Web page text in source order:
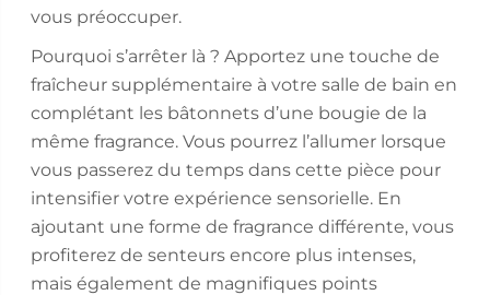
vous préoccuper.
Pourquoi s’arrêter là ? Apportez une touche de
fraîcheur supplémentaire à votre salle de bain en
complétant les bâtonnets d’une bougie de la
même fragrance. Vous pourrez l’allumer lorsque
vous passerez du temps dans cette pièce pour
intensifier votre expérience sensorielle. En
ajoutant une forme de fragrance différente, vous
profiterez de senteurs encore plus intenses,
mais également de magnifiques points